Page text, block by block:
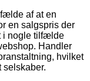
af at en
en salgspris der
i nogle tilfælde
Handler
hvilket